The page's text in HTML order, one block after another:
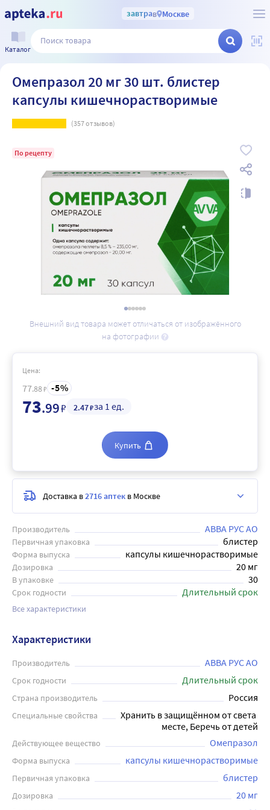
завтрав Москве
Каталог
Омепразол 20 мг 30 шт. блистер
капсулы кишечнорастворимые
(357отзывов)
По рецепту
Внешний вид товара может отличаться от изображённого
на фотографии
Производитель АВВА РУС АО
Первичная упаковка блистер
Форма выпуска капсулы кишечнорастворимые
Дозировка 20 мг
В упаковке 30
Срок годности Длительный срок
Все характеристики
Цена:
77.88₽ 5
73.99₽ 2.47₽за 1 ед.
Купить
Доставка в2716 аптек в Москве
Характеристики
Производитель АВВА РУС АО
Срок годности Длительный срок
Страна производитель Россия
Специальные свойства
Хранить в защищённом от света
месте, Беречь от детей
Действующее вещество Омепразол
Форма выпуска капсулы кишечнорастворимые
Первичная упаковка блистер
Дозировка 20 мг